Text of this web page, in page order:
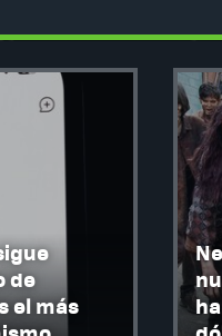
de
el más